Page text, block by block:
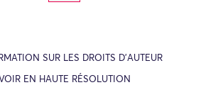
SUR LES DROITS D’AUTEUR
VOIR EN HAUTE RÉSOLUTION